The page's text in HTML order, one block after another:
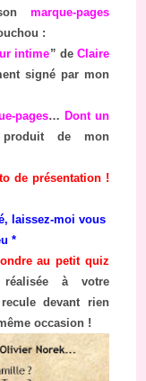
marque-pages
:
intime” de Claire
signé par mon
pages… Dont un
de mon
de présentation !
laissez-moi vous
*
au petit quiz
à votre
devant rien
occasion !